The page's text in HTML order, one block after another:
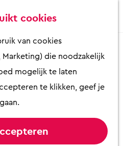
cookies
van cookies
Marketing) die noodzakelijk
mogelijk te laten
te klikken, geef je
Fietsen & Wandelen
Kunst & Cultuur
Overnachten
Activiteiten
Winkelen
Veluwe; "Van
Kudde"
de VVV in het schap;
tot Kudde”.